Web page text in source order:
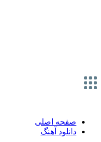
صفحه اصلی
دانلود آهنگ